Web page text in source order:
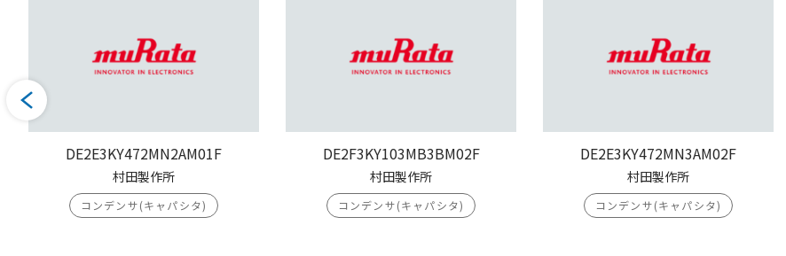
DE2E3KY472MN2AM01F
村田製作所
コンデンサ(キャパシタ)
DE2F3KY103MB3BM02F
村田製作所
コンデンサ(キャパシタ)
DE2E3KY472MN3AM02F
村田製作所
コンデンサ(キャパシタ)